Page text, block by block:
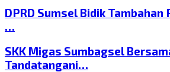
DPRD Sumsel Bidik Tambahan
…
SKK Migas Sumbagsel
Tandatangani…